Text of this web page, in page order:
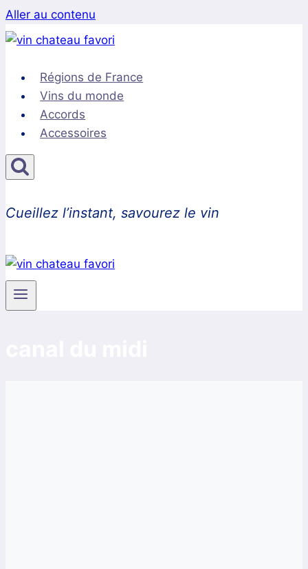
Aller au contenu
Régions de France
Vins du monde
Accords
Accessoires
Cueillez l’instant, savourez le vin